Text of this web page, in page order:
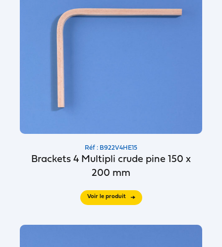
Réf : B922V4HE15
Brackets 4 Multipli crude pine 150 x
200 mm
Voir le produit